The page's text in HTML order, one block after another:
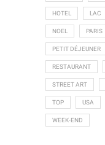
HOTEL LAC
NOEL PARIS
PETIT DÉJEUNER
RESTAURANT
STREET ART
TOP USA
WEEK-END